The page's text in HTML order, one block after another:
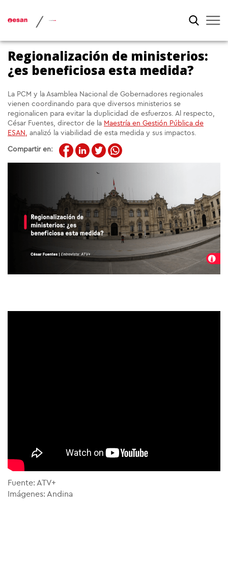
/
Regionalización de ministerios:
¿es beneficiosa esta medida?
La PCM y la Asamblea Nacional de Gobernadores regionales
vienen coordinando para que diversos ministerios se
regionalicen para evitar la duplicidad de esfuerzos. Al respecto,
César Fuentes, director de la Maestría en Gestión Pública de
ESAN, analizó la viabilidad de esta medida y sus impactos.
Compartir en:
Fuente: ATV+
Imágenes: Andina